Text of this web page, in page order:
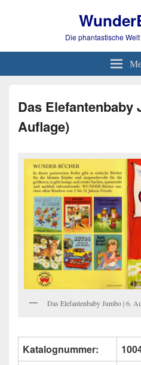
Die phantastische
Das Elefantenbaby
Auflage)
Das Elefantenbaby Jumbo | 6.
Katalognummer: